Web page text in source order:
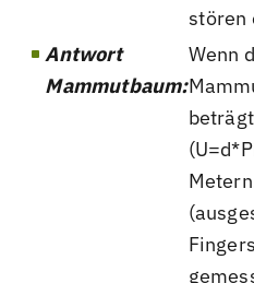
stören
Antwort
Mammutbaum:
Wenn